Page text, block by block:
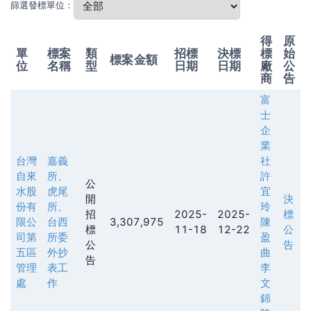
篩選發標單位：
單
位
標案
名稱
類
型
標案金額
招標
日期
決標
日期
得
標
廠
商
原
始
公
告
台灣
自來
水股
份有
限公
司第
五區
管理
處
嘉義
所、
虎尾
所、
台西
所委
外抄
表工
作
公
開
招
標
公
告
3,307,975
2025-
11-18
2025-
12-22
富
士
企
業
社
許
宜
玲
陳
盈
曲
李
文
錦
決
標
公
告